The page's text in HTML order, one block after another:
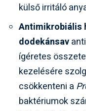
külső irritáló
Antimikrobiális
dodekánsav
ígéretes
kezelésére
csökkenteni a
baktériumok